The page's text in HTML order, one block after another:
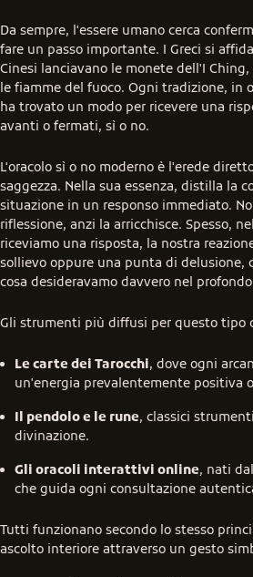
Da sempre, l'essere umano cerca
fare un passo importante. I Greci si
Cinesi lanciavano le monete dell'I
le fiamme del fuoco. Ogni tradizione, in
ha trovato un modo per ricevere una
avanti o fermati, sì o no.
L'oracolo sì o no moderno è l'erede
saggezza. Nella sua essenza, distilla la
situazione in un responso immediato.
riflessione, anzi la arricchisce. Spesso,
riceviamo una risposta, la nostra
sollievo oppure una punta di delusione,
cosa desideravamo davvero nel
Gli strumenti più diffusi per questo tipo
Le carte dei Tarocchi, dove ogni
un'energia prevalentemente positiva
Il pendolo e le rune, classici
divinazione.
Gli oracoli interattivi online, nati
che guida ogni consultazione
Tutti funzionano secondo lo stesso
ascolto interiore attraverso un gesto